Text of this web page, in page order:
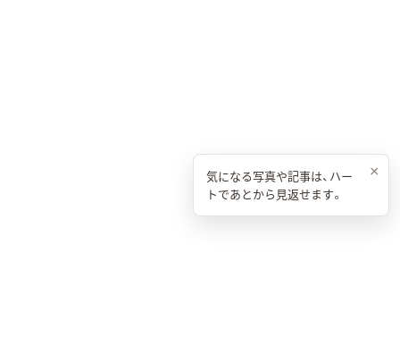
×
気になる写真や記事は、ハー
トであとから見返せます。